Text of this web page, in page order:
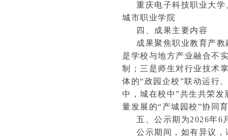
重庆电子科技职业大
城市职业学院
四、成果主要内容
成果聚焦职业教育产
是学校与地方产业融合不
制；三是师生对行业技术
体的“政园企校”联动运行
中，城在校中”共生共荣
量发展的“产城园校”协同
五、公示期为2026年6
公示期间，如有异议，